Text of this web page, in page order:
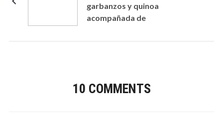
garbanzos y quinoa
acompañada de
10 COMMENTS